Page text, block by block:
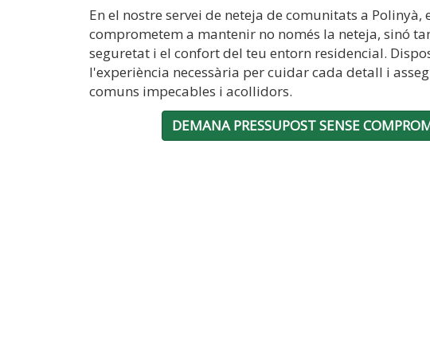
En el nostre servei de neteja de comunitats a Polinyà,
comprometem a mantenir no només la neteja, sinó
seguretat i el confort del teu entorn residencial.
l'experiència necessària per cuidar cada detall i
comuns impecables i acollidors.
DEMANA PRESSUPOST SENSE